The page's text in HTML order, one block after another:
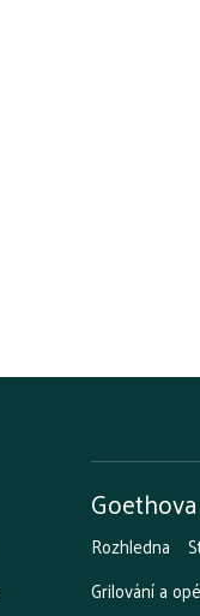
Rozhledna
Grilování a